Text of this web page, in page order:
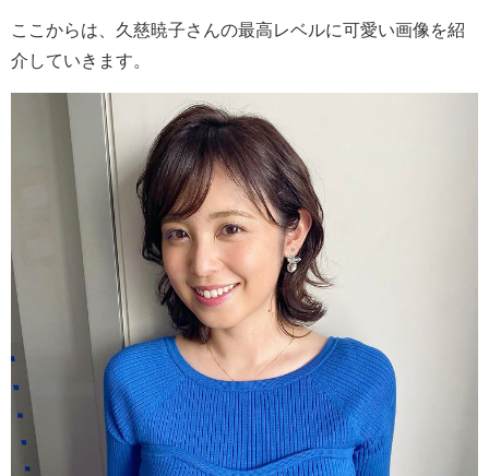
ここからは、久慈暁子さんの最高レベルに可愛い画像を紹
介していきます。